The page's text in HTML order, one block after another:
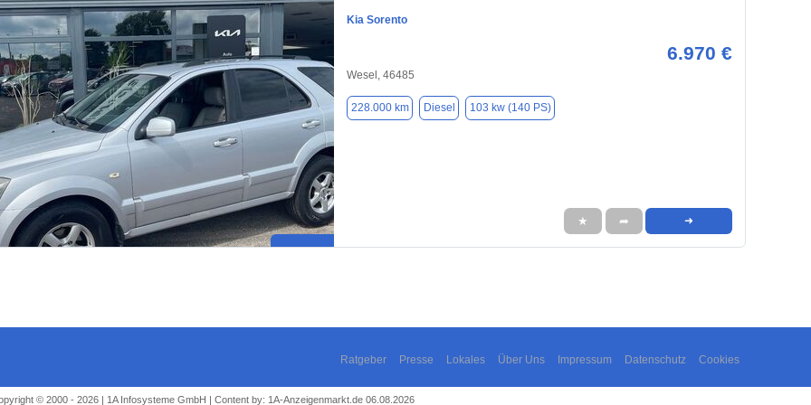
Kia Sorento
6.970 €
Wesel, 46485
228.000 km Diesel 103 kw (140 PS)
★ ➦ ➜
Ratgeber Presse Lokales Über Uns Impressum Datenschutz Cookies
© 2000 - 2026 | 1A Infosysteme GmbH | Content by: 1A-Anzeigenmarkt.de 06.08.2026